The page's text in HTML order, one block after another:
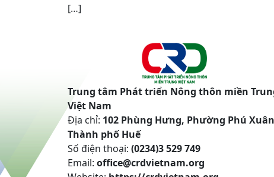
[…]
Trung tâm Phát triển Nông thôn miền
Việt Nam
Địa chỉ: 102 Phùng Hưng, Phường Phú
Thành phố Huế
Số điện thoại: (0234)3 529 749
Email: office@crdvietnam.org